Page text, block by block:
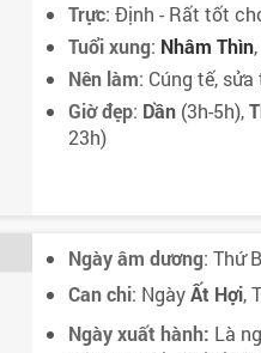
Trực: Định - Rất tốt
Tuổi xung: Nhâm Thìn,
Nên làm: Cúng tế,
Giờ đẹp: Dần (3h-5h),
23h)
Ngày âm dương: Thứ
Can chi: NgàyẤt Hợi,
Ngày xuất hành: Là